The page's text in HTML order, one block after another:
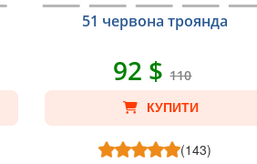
51 червона троянда
92 $110
КУПИТИ
(143)